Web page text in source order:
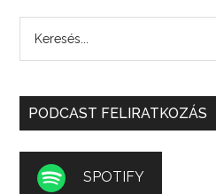
PODCAST FELIRATKOZÁS
SPOTIFY